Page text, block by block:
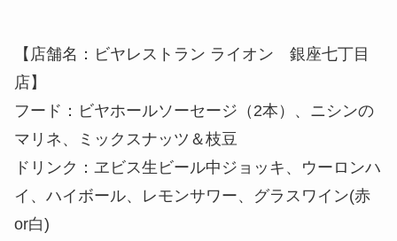
【店舗名：ビヤレストラン ライオン 銀座七丁目
店】
フード：ビヤホールソーセージ（2本）、ニシンの
マリネ、ミックスナッツ＆枝豆
ドリンク：ヱビス生ビール中ジョッキ、ウーロンハ
イ、ハイボール、レモンサワー、グラスワイン(赤
or白)